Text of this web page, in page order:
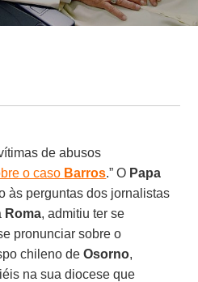
de abusos
o caso Barros.” O Papa
às perguntas dos jornalistas
Roma, admitiu ter se
pronunciar sobre o
chileno deOsorno,
na sua diocese que